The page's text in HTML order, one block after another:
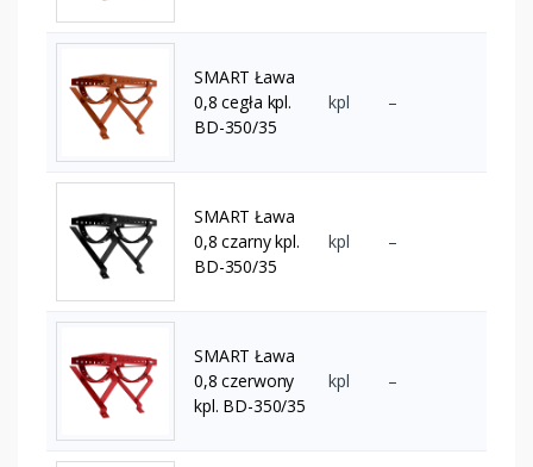
SMART Ława
0,8 cegła kpl.
BD-350/35
kpl –
SMART Ława
0,8 czarny kpl.
BD-350/35
kpl –
SMART Ława
0,8 czerwony
kpl. BD-350/35
kpl –